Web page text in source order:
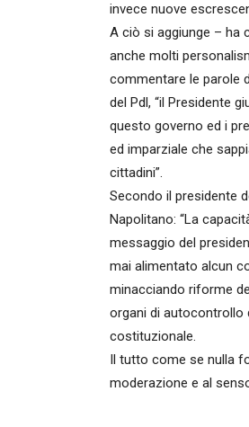
invece nuove
A ciò si aggiunge – ha
anche molti
commentare le parole
del Pdl, “il Presidente
questo governo ed i
ed imparziale che
cittadini”.
Secondo il presidente
Napolitano: “La
messaggio del
mai alimentato alcun
minacciando riforme
organi di autocontrollo
costituzionale.
Il tutto come se nulla
moderazione e al